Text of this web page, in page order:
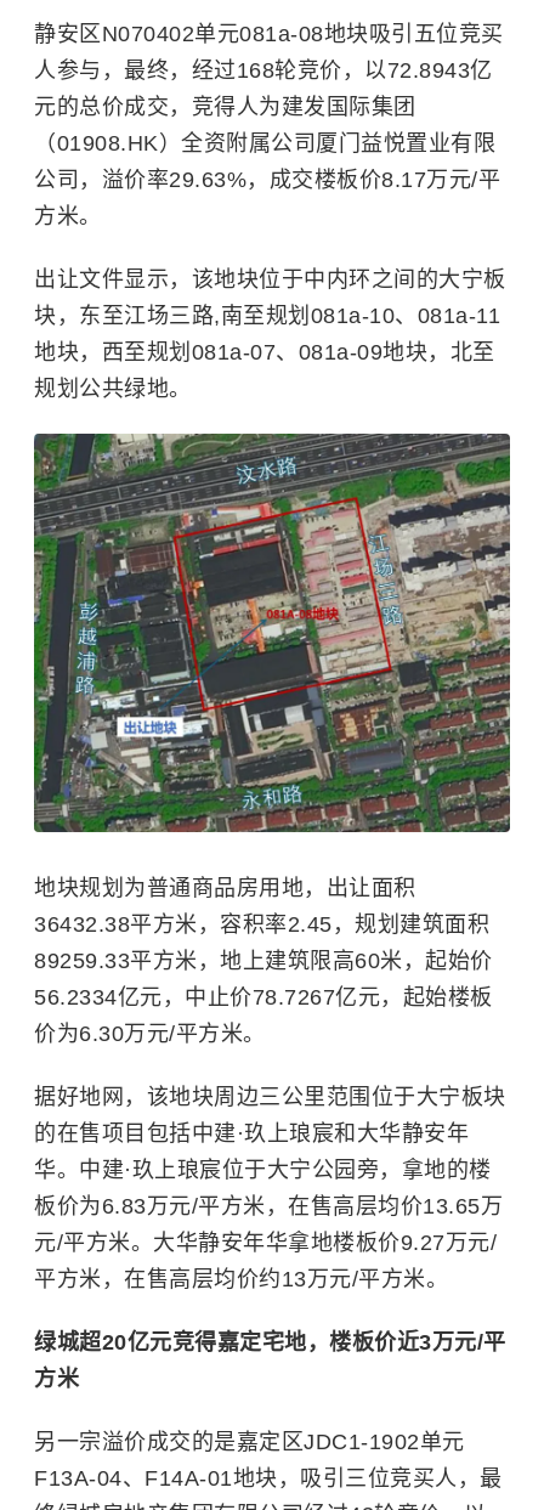
静安区N070402单元081a-08地块吸引五位竞买
人参与，最终，经过168轮竞价，以72.8943亿
元的总价成交，竞得人为建发国际集团
（01908.HK）全资附属公司厦门益悦置业有限
公司，溢价率29.63%，成交楼板价8.17万元/平
方米。
出让文件显示，该地块位于中内环之间的大宁板
块，东至江场三路,南至规划081a-10、081a-11
地块，西至规划081a-07、081a-09地块，北至
规划公共绿地。
地块规划为普通商品房用地，出让面积
36432.38平方米，容积率2.45，规划建筑面积
89259.33平方米，地上建筑限高60米，起始价
56.2334亿元，中止价78.7267亿元，起始楼板
价为6.30万元/平方米。
据好地网，该地块周边三公里范围位于大宁板块
的在售项目包括中建·玖上琅宸和大华静安年
华。中建·玖上琅宸位于大宁公园旁，拿地的楼
板价为6.83万元/平方米，在售高层均价13.65万
元/平方米。大华静安年华拿地楼板价9.27万元/
平方米，在售高层均价约13万元/平方米。
绿城超20亿元竞得嘉定宅地，楼板价近3万元/平
方米
另一宗溢价成交的是嘉定区JDC1-1902单元
F13A-04、F14A-01地块，吸引三位竞买人，最